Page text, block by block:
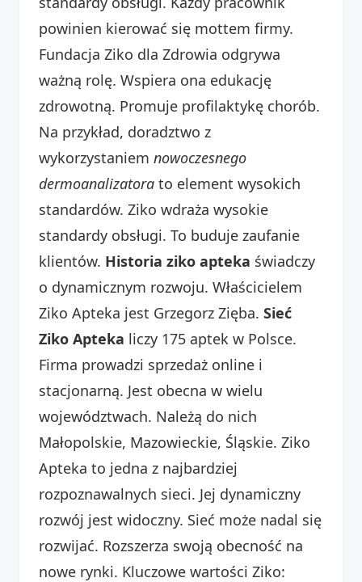
powinien kierować się mottem firmy.
Fundacja Ziko dla Zdrowia odgrywa
ważną rolę. Wspiera ona edukację
zdrowotną. Promuje profilaktykę chorób.
Na przykład, doradztwo z
wykorzystaniem nowoczesnego
dermoanalizatora to element wysokich
standardów. Ziko wdraża wysokie
standardy obsługi. To buduje zaufanie
klientów. Historia ziko apteka świadczy
o dynamicznym rozwoju. Właścicielem
Ziko Apteka jest Grzegorz Zięba. Sieć
Ziko Apteka liczy 175 aptek w Polsce.
Firma prowadzi sprzedaż online i
stacjonarną. Jest obecna w wielu
województwach. Należą do nich
Małopolskie, Mazowieckie, Śląskie. Ziko
Apteka to jedna z najbardziej
rozpoznawalnych sieci. Jej dynamiczny
rozwój jest widoczny. Sieć może nadal się
rozwijać. Rozszerza swoją obecność na
nowe rynki. Kluczowe wartości Ziko: